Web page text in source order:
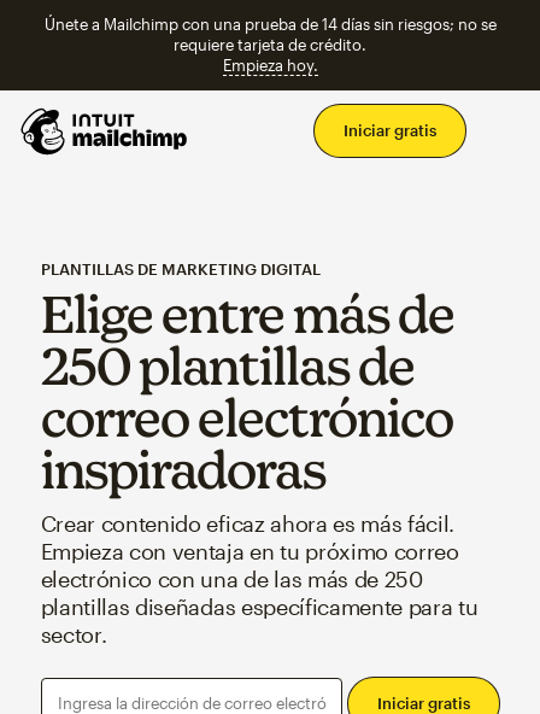
Únete a Mailchimp con una prueba de 14 días sin riesgos; no se
requiere tarjeta de crédito.
Empieza hoy.
Iniciar gratis
PLANTILLAS DE MARKETING DIGITAL
Elige entre más de
250 plantillas de
correo electrónico
inspiradoras
Crear contenido eficaz ahora es más fácil.
Empieza con ventaja en tu próximo correo
electrónico con una de las más de 250
plantillas diseñadas específicamente para tu
sector.
Ingresa la dirección de correo electrónico